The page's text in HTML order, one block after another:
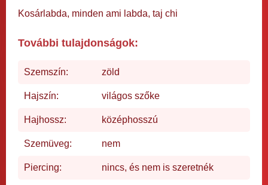
Kosárlabda, minden ami labda, taj chi
További tulajdonságok:
Szemszín: zöld
Hajszín: világos szőke
Hajhossz: középhosszú
Szemüveg: nem
Piercing: nincs, és nem is szeretnék